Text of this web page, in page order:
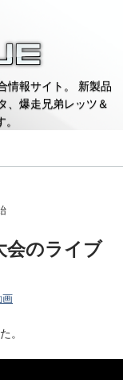
情報サイト。 新製品
、爆走兄弟レッツ＆
会のライブ
画
。